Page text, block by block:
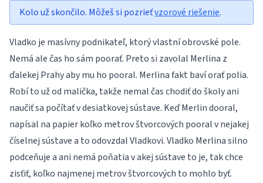
Kolo už skončilo. Môžeš si pozrieťvzorové riešenie.
Vladko je masívny podnikateľ, ktorý vlastní obrovské pole.
Nemá ale čas ho sám poorať. Preto si zavolal Merlina z
ďalekej Prahy aby mu ho pooral. Merlina fakt baví orať polia.
Robí to už od malička, takže nemal čas chodiť do školy ani
naučiť sa počítať v desiatkovej sústave. Keď Merlin dooral,
napísal na papier koľko metrov štvorcových pooral v nejakej
číselnej sústave a to odovzdal Vladkovi. Vladko Merlina silno
podceňuje a ani nemá poňatia v akej sústave to je, tak chce
zisťiť, koľko najmenej metrov štvorcových to mohlo byť.